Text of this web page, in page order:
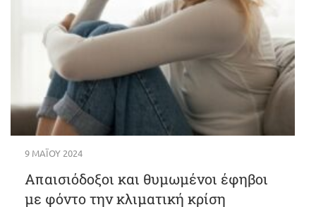
9 ΜΑΪ́ΟΥ 2024
Απαισιόδοξοι και θυμωμένοι έφηβοι
με φόντο την κλιματική κρίση